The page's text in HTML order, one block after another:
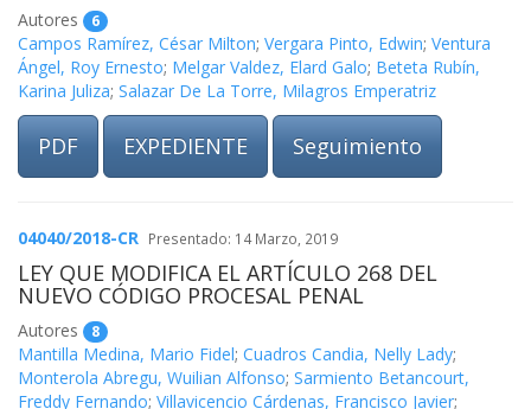
Autores 6
Campos Ramírez, César Milton; Vergara Pinto, Edwin; Ventura
Ángel, Roy Ernesto; Melgar Valdez, Elard Galo; Beteta Rubín,
Karina Juliza; Salazar De La Torre, Milagros Emperatriz
PDF EXPEDIENTE Seguimiento
04040/2018-CR Presentado: 14 Marzo, 2019
LEY QUE MODIFICA EL ARTÍCULO 268 DEL
NUEVO CÓDIGO PROCESAL PENAL
Autores 8
Mantilla Medina, Mario Fidel; Cuadros Candia, Nelly Lady;
Monterola Abregu, Wuilian Alfonso; Sarmiento Betancourt,
Freddy Fernando; Villavicencio Cárdenas, Francisco Javier;